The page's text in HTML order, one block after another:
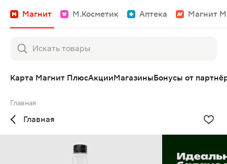
Магнит М.Косметик Аптека Магнит
Карта Магнит ПлюсАкцииМагазиныБонусы от
Главная
Главная